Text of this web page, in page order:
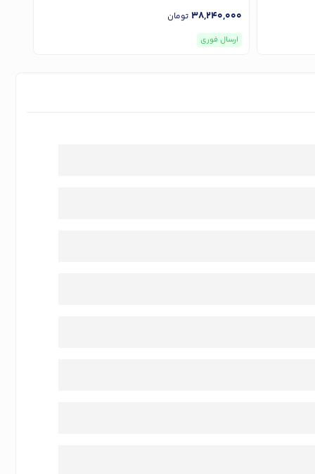
38,240,000 تومان
ارسال فوری